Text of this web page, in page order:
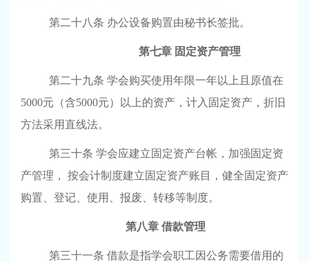
第二十八条 办公设备购置由秘书长签批。
第七章 固定资产管理
第二十九条 学会购买使用年限一年以上且原值在
5000元（含5000元）以上的资产，计入固定资产，折旧
方法采用直线法。
第三十条 学会应建立固定资产台帐，加强固定资
产管理，
按会计制度建立固定资产账目，健全固定资产
购置、登记、使用、报废、转移等制度。
第八章 借款管理
第三十一条 借款是指学会职工因公务需要借用的